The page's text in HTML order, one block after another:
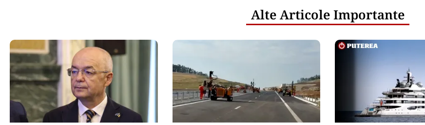
Oficiuldestiri.ro
statului român: ANP
repetă scenariul e‑Terra.
Ce ascund comunicările
oficiale și cine răspunde
pentru mentenanța IT a
instituțiilor publice